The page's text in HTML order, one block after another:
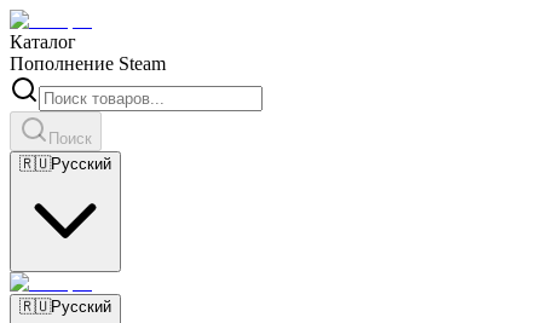
Каталог
Пополнение Steam
Поиск
🇷🇺Русский
🇷🇺Русский